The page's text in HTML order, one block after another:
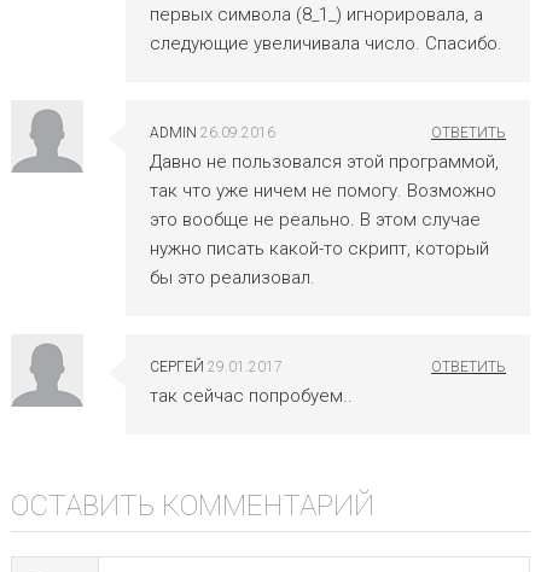
первых символа (8_1_) игнорировала, а
следующие увеличивала число. Спасибо.
ADMIN 26.09.2016
Давно не пользовался этой программой,
так что уже ничем не помогу. Возможно
это вообще не реально. В этом случае
нужно писать какой-то скрипт, который
бы это реализовал.
СЕРГЕЙ 29.01.2017
так сейчас попробуем..
ОСТАВИТЬ КОММЕНТАРИЙ